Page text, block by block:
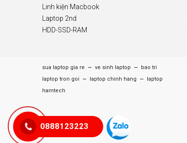
Linh kiện Macbook
Laptop 2nd
HDD-SSD-RAM
sua laptop gia re – ve sinh laptop –
bao tri
laptop tron goi
– laptop chinh hang –
laptop
hamtech
0888123223